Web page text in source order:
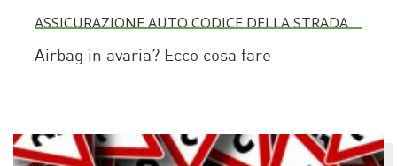
ASSICURAZIONE AUTO CODICE DELLA STRADA
Airbag in avaria? Ecco cosa fare